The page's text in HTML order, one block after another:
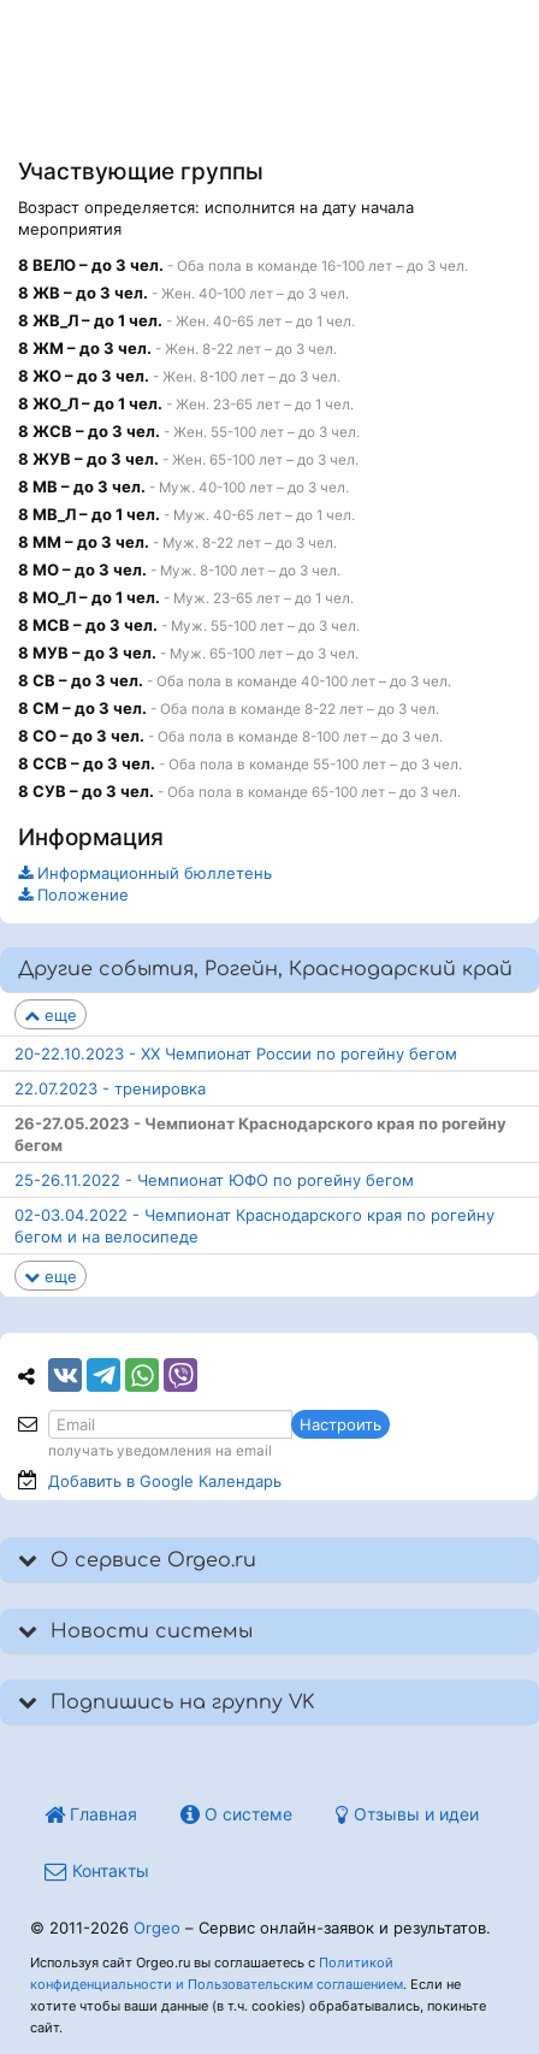
Участвующие группы
Возраст определяется: исполнится на дату начала
мероприятия
8 ВЕЛО – до 3 чел. - Оба пола в команде 16-100 лет – до 3 чел.
8 ЖВ – до 3 чел. - Жен. 40-100 лет – до 3 чел.
8 ЖВ_Л – до 1 чел. - Жен. 40-65 лет – до 1 чел.
8 ЖМ – до 3 чел. - Жен. 8-22 лет – до 3 чел.
8 ЖО – до 3 чел. - Жен. 8-100 лет – до 3 чел.
8 ЖО_Л – до 1 чел. - Жен. 23-65 лет – до 1 чел.
8 ЖСВ – до 3 чел. - Жен. 55-100 лет – до 3 чел.
8 ЖУВ – до 3 чел. - Жен. 65-100 лет – до 3 чел.
8 МВ – до 3 чел. - Муж. 40-100 лет – до 3 чел.
8 МВ_Л – до 1 чел. - Муж. 40-65 лет – до 1 чел.
8 ММ – до 3 чел. - Муж. 8-22 лет – до 3 чел.
8 МО – до 3 чел. - Муж. 8-100 лет – до 3 чел.
8 МО_Л – до 1 чел. - Муж. 23-65 лет – до 1 чел.
8 МСВ – до 3 чел. - Муж. 55-100 лет – до 3 чел.
8 МУВ – до 3 чел. - Муж. 65-100 лет – до 3 чел.
8 СВ – до 3 чел. - Оба пола в команде 40-100 лет – до 3 чел.
8 СМ – до 3 чел. - Оба пола в команде 8-22 лет – до 3 чел.
8 СО – до 3 чел. - Оба пола в команде 8-100 лет – до 3 чел.
8 ССВ – до 3 чел. - Оба пола в команде 55-100 лет – до 3 чел.
8 СУВ – до 3 чел. - Оба пола в команде 65-100 лет – до 3 чел.
Информация
Информационный бюллетень
Положение
Другие события, Рогейн, Краснодарский край
еще
20-22.10.2023 - ХХ Чемпионат России по рогейну бегом
22.07.2023 - тренировка
26-27.05.2023 - Чемпионат Краснодарского края по рогейну
бегом
25-26.11.2022 - Чемпионат ЮФО по рогейну бегом
02-03.04.2022 - Чемпионат Краснодарского края по рогейну
бегом и на велосипеде
еще
Настроить
получать уведомления на email
Добавить в Google Календарь
О сервисе Orgeo.ru
Новости системы
Подпишись на группу VK
Главная О системе Отзывы и идеи
Контакты
© 2011-2026 Orgeo – Сервис онлайн-заявок и результатов.
Используя сайт Orgeo.ru вы соглашаетесь с Политикой
конфиденциальности и Пользовательским соглашением. Если не
хотите чтобы ваши данные (в т.ч. cookies) обрабатывались, покиньте
сайт.